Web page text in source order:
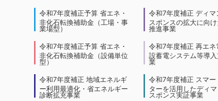
令和7年度補正予算 省エネ・
非化石転換補助金（工場・事
業場型）
令和7年度補正予算 省エネ・
非化石転換補助金（設備単位
型）
令和7年度補正 地域エネルギ
ー利用最適化・省エネルギー
診断拡充事業
令和7年度補正 ディマ
スポンスの拡大に向
推進事業
令和7年度補正 再エネ
設蓄電システム等導
業
令和7年度補正 スマー
ターを活用したディ
スポンス実証事業